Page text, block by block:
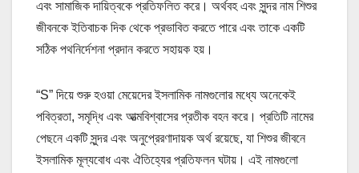
এবং সামাজিক দায়িত্বকে প্রতিফলিত করে। অর্থবহ এবং সুন্দর নাম শিশুর
জীবনকে ইতিবাচক দিক থেকে প্রভাবিত করতে পারে এবং তাকে একটি
সঠিক পথনির্দেশনা প্রদান করতে সহায়ক হয়।
“S” দিয়ে শুরু হওয়া মেয়েদের ইসলামিক নামগুলোর মধ্যে অনেকেই
পবিত্রতা, সমৃদ্ধি এবং আত্মবিশ্বাসের প্রতীক বহন করে। প্রতিটি নামের
পেছনে একটি সুন্দর এবং অনুপ্রেরণাদায়ক অর্থ রয়েছে, যা শিশুর জীবনে
ইসলামিক মূল্যবোধ এবং ঐতিহ্যের প্রতিফলন ঘটায়। এই নামগুলো